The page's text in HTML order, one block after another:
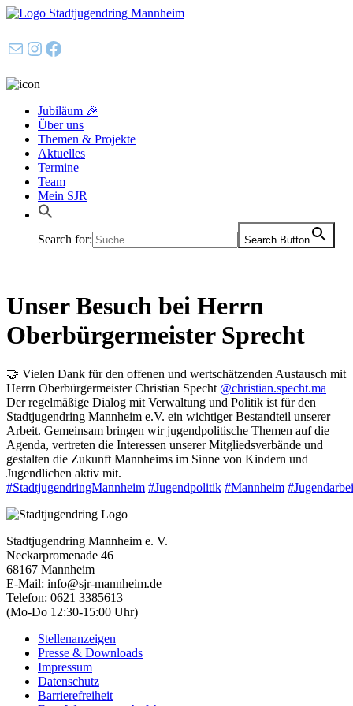
E-MailInstagram
Facebook
Jubiläum 🎉
Über uns
Themen & Projekte
Aktuelles
Termine
Team
Mein SJR
Search for: Search Button
Unser Besuch bei Herrn
Oberbürgermeister Sprecht
🤝 Vielen Dank für den offenen und wertschätzenden Austausch mit
Herrn Oberbürgermeister Christian Specht @christian.specht.ma
Der regelmäßige Dialog mit Verwaltung und Politik ist für den
Stadtjugendring Mannheim e.V. ein wichtiger Bestandteil unserer
Arbeit. Gemeinsam bringen wir jugendpolitische Themen auf die
Agenda, vertreten die Interessen unserer Mitgliedsverbände und
gestalten die Zukunft Mannheims im Sinne von Kindern und
Jugendlichen aktiv mit.
#StadtjugendringMannheim #Jugendpolitik #Mannheim
Stadtjugendring Mannheim e. V.
Neckarpromenade 46
68167 Mannheim
E-Mail: info@sjr-mannheim.de
Telefon: 0621 3385613
(Mo-Do 12:30-15:00 Uhr)
Stellenanzeigen
Presse & Downloads
Impressum
Datenschutz
Barrierefreiheit